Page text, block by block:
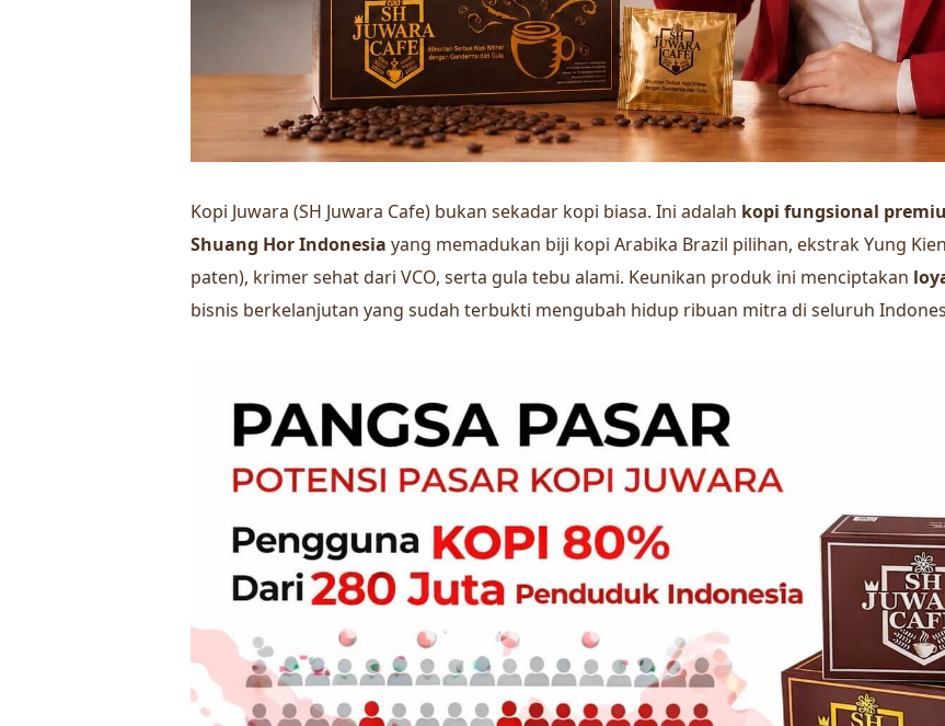
Kopi Juwara (SH Juwara Cafe) bukan sekadar kopi biasa. Ini adalah kopi fungsional
Shuang Hor Indonesia yang memadukan biji kopi Arabika Brazil pilihan, ekstrak Yung
paten), krimer sehat dari VCO, serta gula tebu alami. Keunikan produk ini menciptakan
bisnis berkelanjutan yang sudah terbukti mengubah hidup ribuan mitra di seluruh